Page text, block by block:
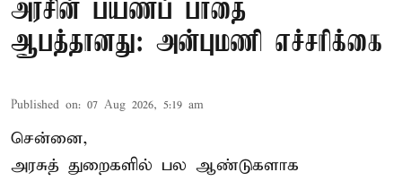
அரசின் பயணப் பாதை
ஆபத்தானது: அன்புமணி எச்சரிக்கை
Published on: 07 Aug 2026, 5:19 am
சென்னை,
அரசுத் துறைகளில் பல ஆண்டுகளாக